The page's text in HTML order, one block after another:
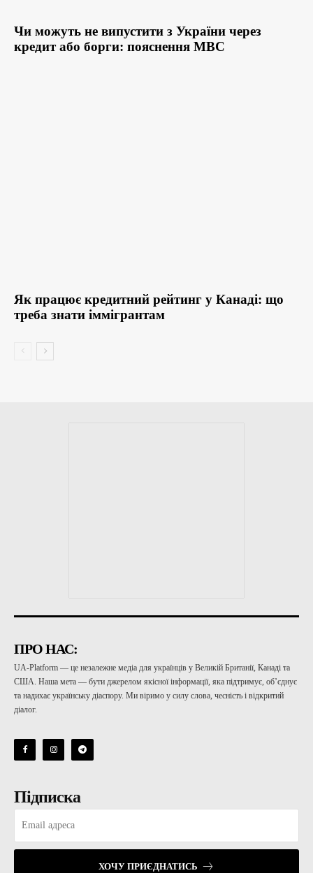
Чи можуть не випустити з України через
кредит або борги: пояснення МВС
Як працює кредитний рейтинг у Канаді: що
треба знати іммігрантам
ПРО НАС:
UA-Platform — це незалежне медіа для українців у Великій Британії, Канаді та
США. Наша мета — бути джерелом якісної інформації, яка підтримує, об’єднує
та надихає українську діаспору. Ми віримо у силу слова, чесність і відкритий
діалог.
Підписка
ХОЧУ ПРИЄДНАТИСЬ